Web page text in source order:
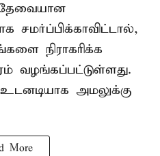
நிராகரிக்க
வழங்கப்பட்டுள்ளது.
உடனடியாக அமலுக்கு
More